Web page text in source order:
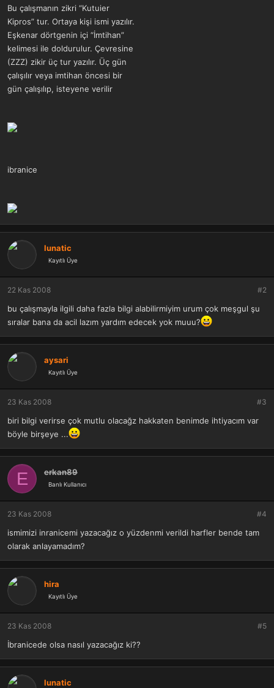
a
n
r
i
h
i
Bu çalışmanın zikri “Kutuier
Kipros” tur. Ortaya kişi ismi yazılır.
Eşkenar dörtgenin içi “İmtihan”
kelimesi ile doldurulur. Çevresine
(ZZZ) zikir üç tur yazılır. Üç gün
çalışılır veya imtihan öncesi bir
gün çalışılıp, isteyene verilir
ibranice
lunatic
Kayıtlı Üye
22 Kas 2008 #2
bu çalışmayla ilgili daha fazla bilgi alabilirmiyim urum çok meşgul şu
sıralar bana da acil lazım yardım edecek yok muuu?
aysari
Kayıtlı Üye
23 Kas 2008 #3
biri bilgi verirse çok mutlu olacağz hakkaten benimde ihtiyacım var
böyle birşeye ...
E erkan89
Banlı Kullanıcı
23 Kas 2008 #4
ismimizi inranicemi yazacağız o yüzdenmi verildi harfler bende tam
olarak anlayamadım?
hira
Kayıtlı Üye
23 Kas 2008 #5
İbranicede olsa nasıl yazacağız ki??
lunatic